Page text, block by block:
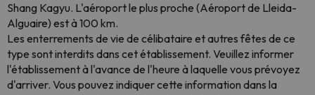
Shang Kagyu. L'aéroport le plus proche (Aéroport de Lleida-
Alguaire) est à 100 km.
Les enterrements de vie de célibataire et autres fêtes de ce
type sont interdits dans cet établissement. Veuillez informer
l'établissement à l'avance de l'heure à laquelle vous prévoyez
d'arriver. Vous pouvez indiquer cette information dans la